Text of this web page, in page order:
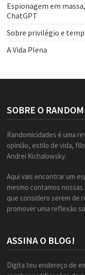
Espionagem em
ChatGPT
Sobre privilégio e
A Vida Plena
SOBRE O
Randomicidades é uma
opinião, estilo de vida,
Andrei Kichalowsky.
Aqui vais encontrar um
mesmo contamos
que considero serem de
promover uma reflexão
ASSINA O BLOG!
Digita teu endereço de